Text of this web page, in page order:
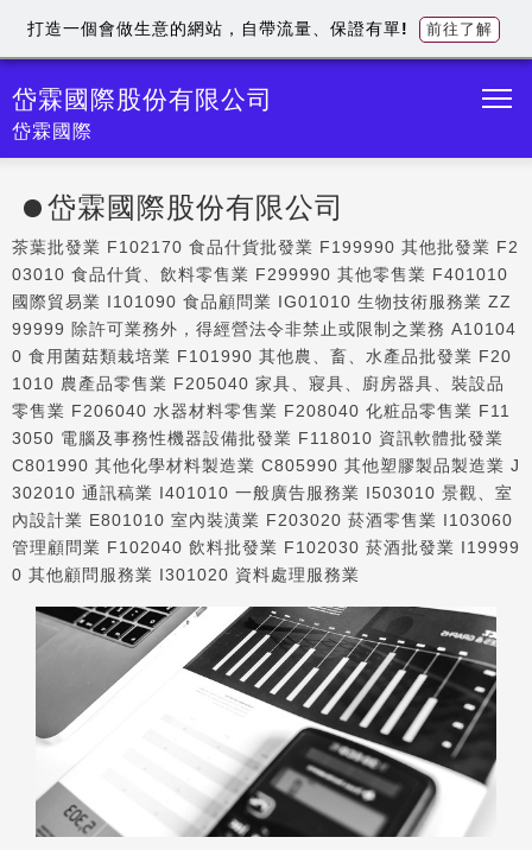
岱霖國際股份有限公司
岱霖國際
岱霖國際股份有限公司
茶葉批發業 F102170 食品什貨批發業 F199990 其他批發業 F2
03010 食品什貨、飲料零售業 F299990 其他零售業 F401010
國際貿易業 I101090 食品顧問業 IG01010 生物技術服務業 ZZ
99999 除許可業務外，得經營法令非禁止或限制之業務 A10104
0 食用菌菇類栽培業 F101990 其他農、畜、水產品批發業 F20
1010 農產品零售業 F205040 家具、寢具、廚房器具、裝設品
零售業 F206040 水器材料零售業 F208040 化粧品零售業 F11
3050 電腦及事務性機器設備批發業 F118010 資訊軟體批發業
C801990 其他化學材料製造業 C805990 其他塑膠製品製造業 J
302010 通訊稿業 I401010 一般廣告服務業 I503010 景觀、室
內設計業 E801010 室內裝潢業 F203020 菸酒零售業 I103060
管理顧問業 F102040 飲料批發業 F102030 菸酒批發業 I19999
0 其他顧問服務業 I301020 資料處理服務業
打造一個會做生意的網站，自帶流量、保證有單! 前往了解